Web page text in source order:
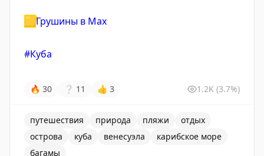
🟨Грушины в Мах
#Куба
🔥 30 ❔ 11 👍 3 1.2K (3.7%)
путешествия природа пляжи
отдых
острова
куба венесуэла
карибское море
багамы